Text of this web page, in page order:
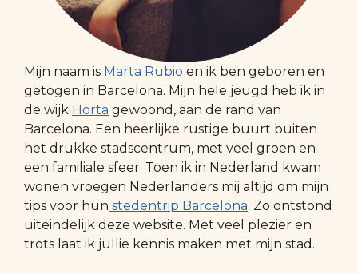
Mijn naam is Marta Rubio en ik ben geboren en
getogen in Barcelona. Mijn hele jeugd heb ik in
de wijk Horta gewoond, aan de rand van
Barcelona. Een heerlijke rustige buurt buiten
het drukke stadscentrum, met veel groen en
een familiale sfeer. Toen ik in Nederland kwam
wonen vroegen Nederlanders mij altijd om mijn
tips voor hun stedentrip Barcelona. Zo ontstond
uiteindelijk deze website. Met veel plezier en
trots laat ik jullie kennis maken met mijn stad.